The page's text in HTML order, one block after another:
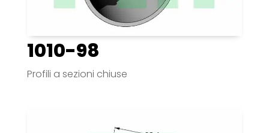
1010-98
Profili a sezioni chiuse